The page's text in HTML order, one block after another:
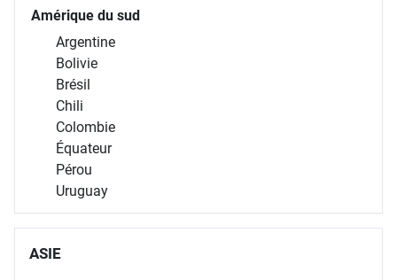
Amérique du sud
Argentine
Bolivie
Brésil
Chili
Colombie
Équateur
Pérou
Uruguay
ASIE